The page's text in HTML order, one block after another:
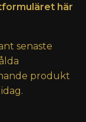
här
senaste
produkt